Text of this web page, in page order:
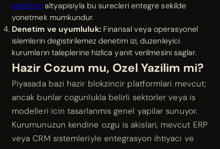
platformaltyapisiyla bu surecleri entegre sekilde
yonetmek mumkundur.
Denetim ve uyumluluk:Finansal veya operasyonel
islemlerin degistirilemez denetim izi, duzenleyici
kurumların taleplerine hizlica yanit verilmesini saglar.
Hazir Cozum mu, Ozel Yazilim mi?
Piyasada bazi hazir blokzincir platformlari mevcut;
ancak bunlar cogunlukla belirli sektorler veya is
modelleri icin tasarlanmis genel yapilar sunuyor.
Kurumunuzun kendine ozgu is akislari, mevcut ERP
veya CRM sistemleriyle entegrasyon ihtiyaci ve